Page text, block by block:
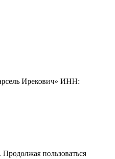
Ирекович» ИНН:
пользоваться